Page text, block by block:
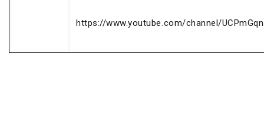
https://www.youtube.com/channel/